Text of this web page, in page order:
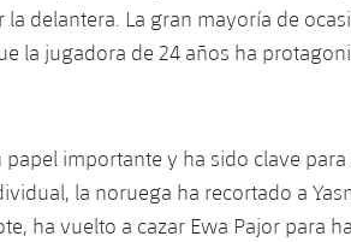
delantera. La gran mayoría de
la jugadora de 24 años ha
importante y ha sido clave
la noruega ha recortado a
ha vuelto a cazar Ewa Pajor para